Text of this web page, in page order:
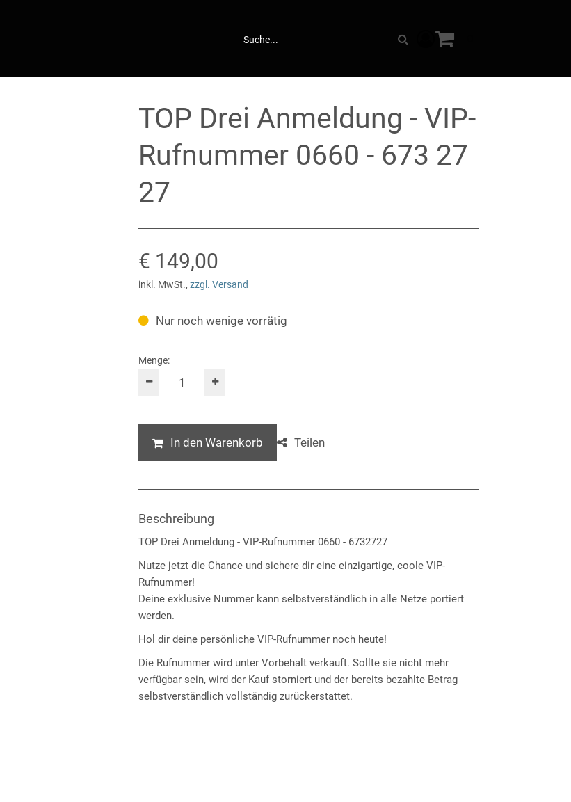
Warenkorb anzeigen.
TOP Drei Anmeldung - VIP-
Rufnummer 0660 - 673 27
27
Verkaufspreis: € 149,00
€ 149,00
inkl. MwSt., zzgl. Versand
Nur noch wenige vorrätig
Menge:
In den Warenkorb Teilen
Beschreibung
TOP Drei Anmeldung - VIP-Rufnummer 0660 - 6732727
Nutze jetzt die Chance und sichere dir eine einzigartige, coole VIP-
Rufnummer!
Deine exklusive Nummer kann selbstverständlich in alle Netze portiert
werden.
Hol dir deine persönliche VIP-Rufnummer noch heute!
Die Rufnummer wird unter Vorbehalt verkauft. Sollte sie nicht mehr
verfügbar sein, wird der Kauf storniert und der bereits bezahlte Betrag
selbstverständlich vollständig zurückerstattet.